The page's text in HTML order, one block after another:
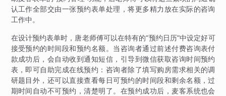
认工作全部交由一张预约表单处理，将更多精力放在实际的咨询
工作中。
在设计预约表单时，唐老师傅可以在特有的“预约日历”中设定好可
接受预约的时间段和预约名额。当咨询者通过前述付费咨询表付
款成功后，会自动收到通知短信，引导到微信获取咨询时间预约
表，即可自助完成在线预约：咨询者除了填写购房需求相关的调
研题目外，还可以直接查看每日可预约的时间段和剩余名额，过
期时间自动不可预约，清楚明了。在预约成功后，麦客系统也会